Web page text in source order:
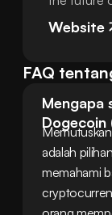
Website
FAQ
Mengapa
Dogecoin
adalah
memahami